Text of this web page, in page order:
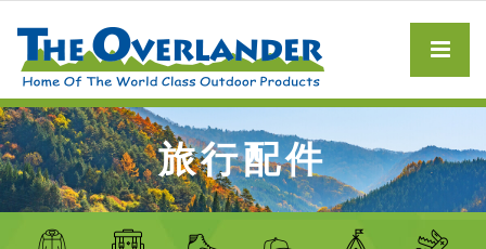
旅行配件